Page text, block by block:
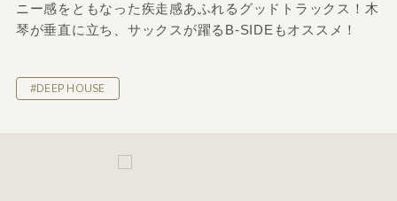
ニー感をともなった疾走感あふれるグッドトラックス！木
琴が垂直に立ち、サックスが躍るB-SIDEもオススメ！
#DEEP HOUSE